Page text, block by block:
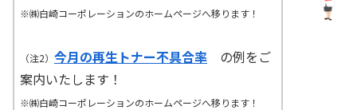
※㈱白崎コーポレーションのホームページへ移ります！
（注2） 今月の再生トナー不具合率 の例をご
案内いたします！
※㈱白崎コーポレーションのホームページへ移ります！